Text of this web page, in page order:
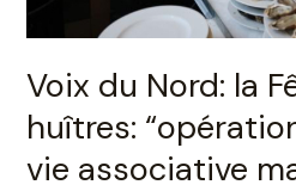
Voix du Nord: la
huîtres:
vie associative
de
vie
associative
marcquoise”